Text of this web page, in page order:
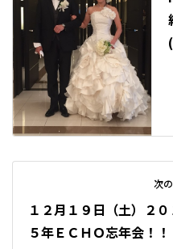
次
１２月１９日（土）２０
５年ＥＣＨＯ忘年会！！